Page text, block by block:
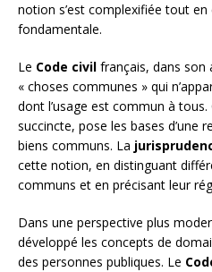
notion s’est complexifiée tout
fondamentale.
Le Code civil français, dans son
« choses communes » qui
dont l’usage est commun à
succincte, pose les bases d’une
biens communs. La
cette notion, en distinguant
communs et en précisant leur
Dans une perspective plus
développé les concepts de
des personnes publiques. Le